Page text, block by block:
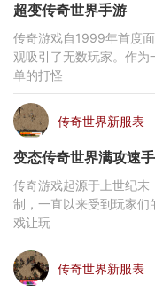
超变传奇世界手游
传奇游戏自1999年首度
观吸引了无数玩家。作
单的打怪
传奇世界新服表
变态传奇世界满攻速
传奇游戏起源于上世纪
制，一直以来受到玩家
戏让玩
传奇世界新服表